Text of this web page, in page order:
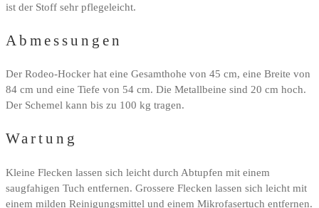
ist der Stoff sehr pflegeleicht.
Abmessungen
Der Rodeo-Hocker hat eine Gesamthohe von 45 cm, eine Breite von
84 cm und eine Tiefe von 54 cm. Die Metallbeine sind 20 cm hoch.
Der Schemel kann bis zu 100 kg tragen.
Wartung
Kleine Flecken lassen sich leicht durch Abtupfen mit einem
saugfahigen Tuch entfernen. Grossere Flecken lassen sich leicht mit
einem milden Reinigungsmittel und einem Mikrofasertuch entfernen.